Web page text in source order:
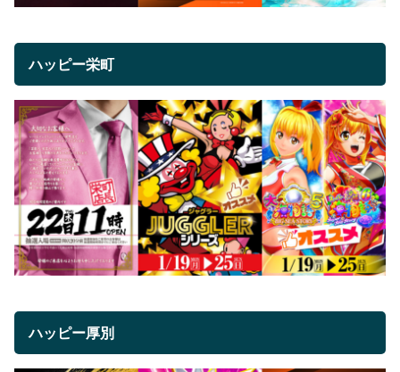
ハッピー栄町
ハッピー厚別